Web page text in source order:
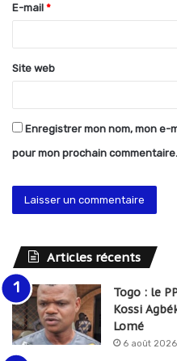
e
*
E-mail *
Site web
Enregistrer mon nom, mon e-
pour mon prochain commentaire.
Articles récents
Togo : le
Kossi
Lomé
6 août 2026